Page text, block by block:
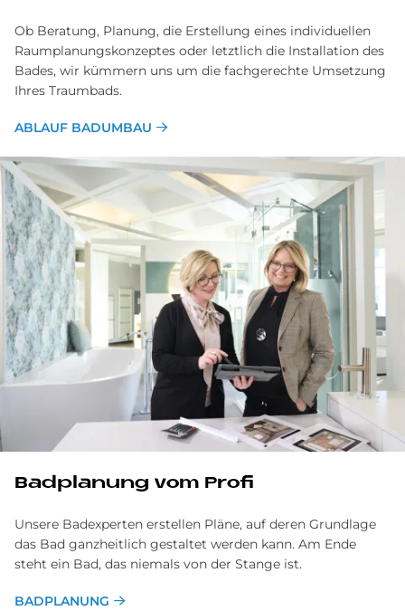
Ob Beratung, Planung, die Erstellung eines individuellen
Raumplanungskonzeptes oder letztlich die Installation des
Bades, wir kümmern uns um die fachgerechte Umsetzung
Ihres Traumbads.
ABLAUF BADUMBAU
Bad­pla­nung vom Pro­fi
Unsere Badexperten erstellen Pläne, auf deren Grundlage
das Bad ganzheitlich gestaltet werden kann. Am Ende
steht ein Bad, das niemals von der Stange ist.
BADPLANUNG